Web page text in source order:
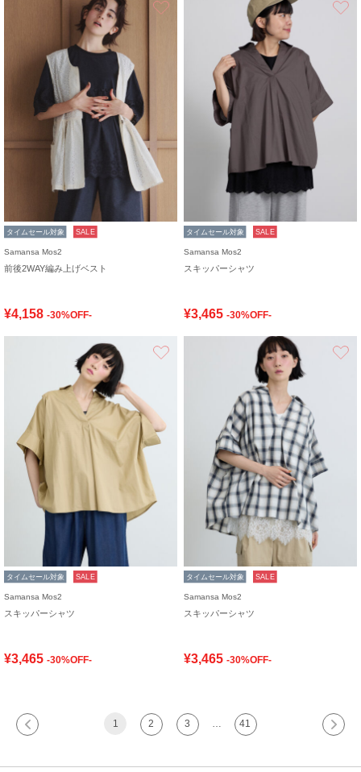
タイムセール対象 SALE
Samansa Mos2
前後2WAY編み上げベスト
¥4,158 -30%OFF-
タイムセール対象 SALE
Samansa Mos2
スキッパーシャツ
¥3,465 -30%OFF-
タイムセール対象 SALE
Samansa Mos2
スキッパーシャツ
¥3,465 -30%OFF-
タイムセール対象 SALE
Samansa Mos2
スキッパーシャツ
¥3,465 -30%OFF-
1 2 3 41